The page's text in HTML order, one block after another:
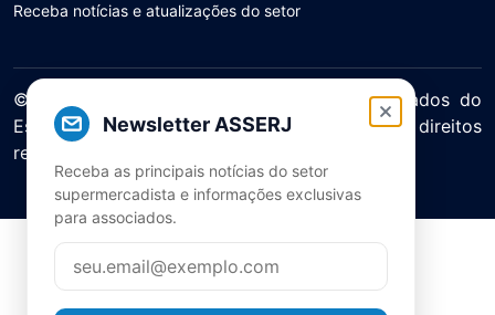
Newsletter ASSERJ
Receba as principais notícias do setor
supermercadista e informações exclusivas
para associados.
Receba notícias e atualizações do setor
© 2025 ASERJ – Associação de Supermercados do
Estado do Rio de Janeiro. Todos os direitos
reservados.
Política de Privacidade Termos de Uso